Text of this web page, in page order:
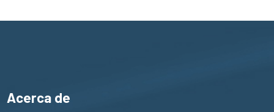
Acerca de